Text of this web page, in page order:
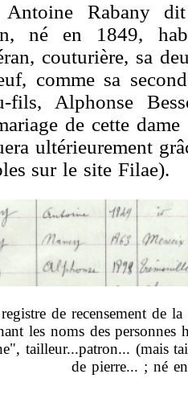
Rabany dit
né en 1849,
couturière, sa
comme sa
fils, Alphonse
de cette
ultérieurement
sur le site Filae).
de recensement de
les noms des personnes
tailleur...patron... (mais
de pierre... ; né